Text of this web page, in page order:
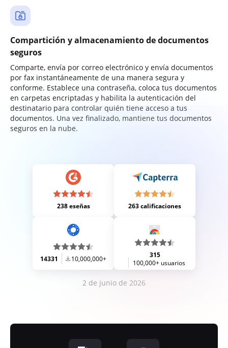
Compartición y almacenamiento de documentos
seguros
Comparte, envía por correo electrónico y envía documentos
por fax instantáneamente de una manera segura y
conforme. Establece una contraseña, coloca tus documentos
en carpetas encriptadas y habilita la autenticación del
destinatario para controlar quién tiene acceso a tus
documentos. Una vez finalizado, mantiene tus documentos
seguros en la nube.
238 eseñas 263 calificaciones
14331 10,000,000+
315
100,000+ usuarios
2 de junio de 2026